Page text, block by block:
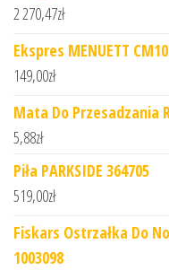
2 270,47zł
Ekspres MENUETT
149,00zł
Mata Do Przesadzania
5,88zł
Piła PARKSIDE 364705
519,00zł
Fiskars Ostrzałka Do
1003098